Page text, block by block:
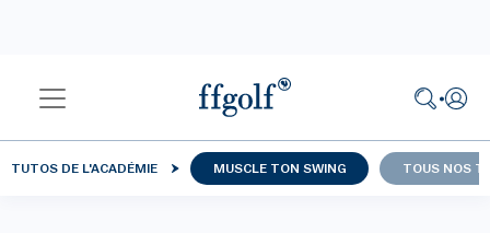
TUTOS DE L'ACADÉMIE MUSCLE TON SWING TOUS NOS